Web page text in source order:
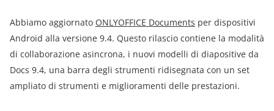
Abbiamo aggiornato ONLYOFFICE Documents per dispositivi
Android alla versione 9.4. Questo rilascio contiene la modalità
di collaborazione asincrona, i nuovi modelli di diapositive da
Docs 9.4, una barra degli strumenti ridisegnata con un set
ampliato di strumenti e miglioramenti delle prestazioni.